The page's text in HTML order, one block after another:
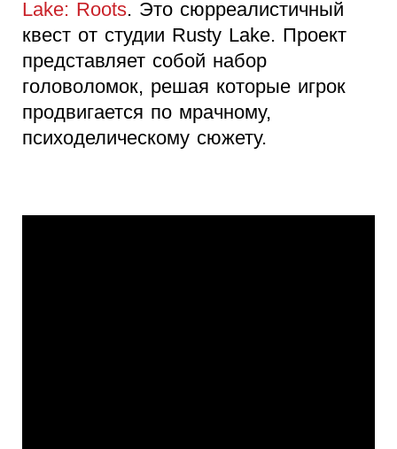
Lake: Roots. Это сюрреалистичный
квест от студии Rusty Lake. Проект
представляет собой набор
головоломок, решая которые игрок
продвигается по мрачному,
психоделическому сюжету.